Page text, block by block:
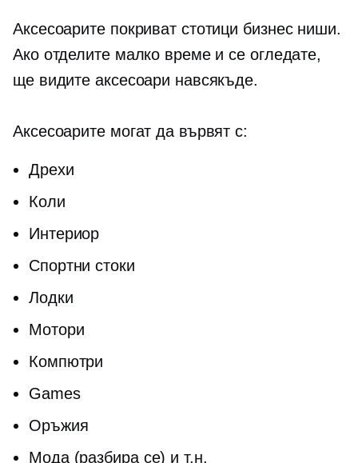
Аксесоарите покриват стотици бизнес ниши.
Ако отделите малко време и се огледате,
ще видите аксесоари навсякъде.
Аксесоарите могат да вървят с:
Дрехи
Коли
Интериор
Спортни стоки
Лодки
Мотори
Компютри
Games
Оръжия
Мода (разбира се) и т.н.